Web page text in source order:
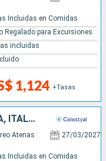
1,124 +Tasas
Incluidas en Comidas
Regalado para Excursiones
incluidas
TURQUÍA, MONTENEGRO, CROACIA, ITALIA, GRECIA
Atenas 27/03/2027
Incluidas en Comidas